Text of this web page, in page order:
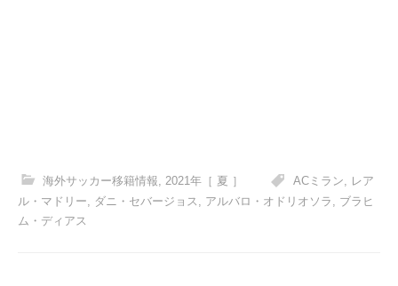
海外サッカー移籍情報 2021年［ 夏 ］ ACミラン
レア
ル・マドリー, ダニ・セバージョス , アルバロ・オドリオソラ , ブラヒ
ム・ディアス